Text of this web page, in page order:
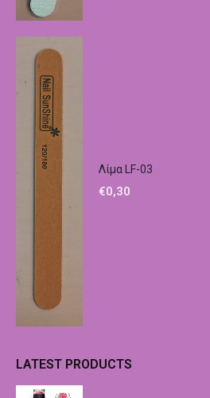
Λίμα LF-03
€0,30
LATEST PRODUCTS